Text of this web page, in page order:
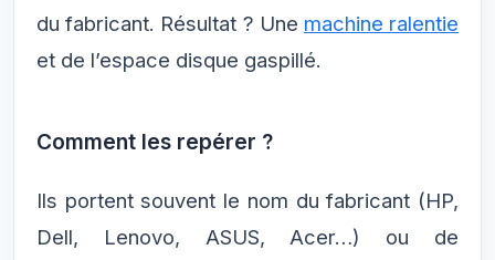
du fabricant. Résultat ? Une machine ralentie
et de l’espace disque gaspillé.
Comment les repérer ?
Ils portent souvent le nom du fabricant (HP,
Dell, Lenovo, ASUS, Acer…) ou de